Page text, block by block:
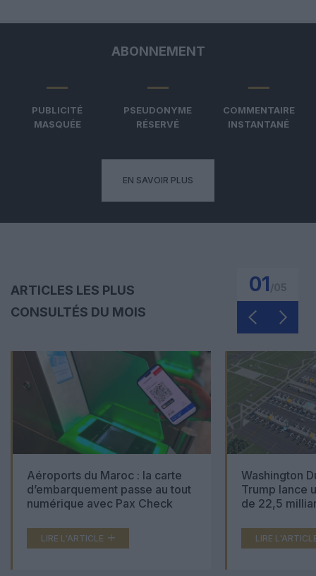
ABONNEMENT
PUBLICITÉ
MASQUÉE
PSEUDONYME
RÉSERVÉ
COMMENTAIRE
INSTANTANÉ
EN SAVOIR PLUS
ARTICLES LES PLUS
CONSULTÉS DU MOIS
01
Aéroports du Maroc : la carte
d’embarquement passe au tout
numérique avec Pax Check
LIRE L'ARTICLE
Washington
Trump lance
de 22,5
LIRE